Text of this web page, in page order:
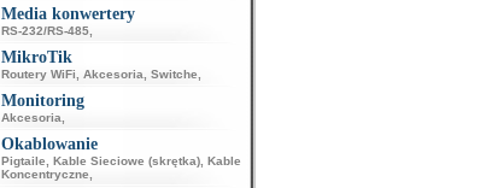
Media konwertery
RS-232/RS-485,
MikroTik
Routery WiFi Akcesoria Switche
Monitoring
Akcesoria
Okablowanie
Pigtaile Kable Sieciowe (skrętka), Kable
Koncentryczne